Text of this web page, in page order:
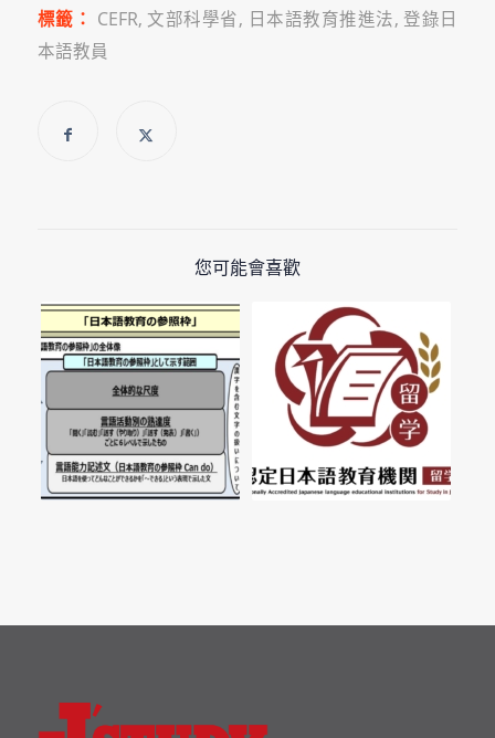
標籤： CEFR,文部科學省, 日本語教育推進法, 登錄日
本語教員
您可能會喜歡